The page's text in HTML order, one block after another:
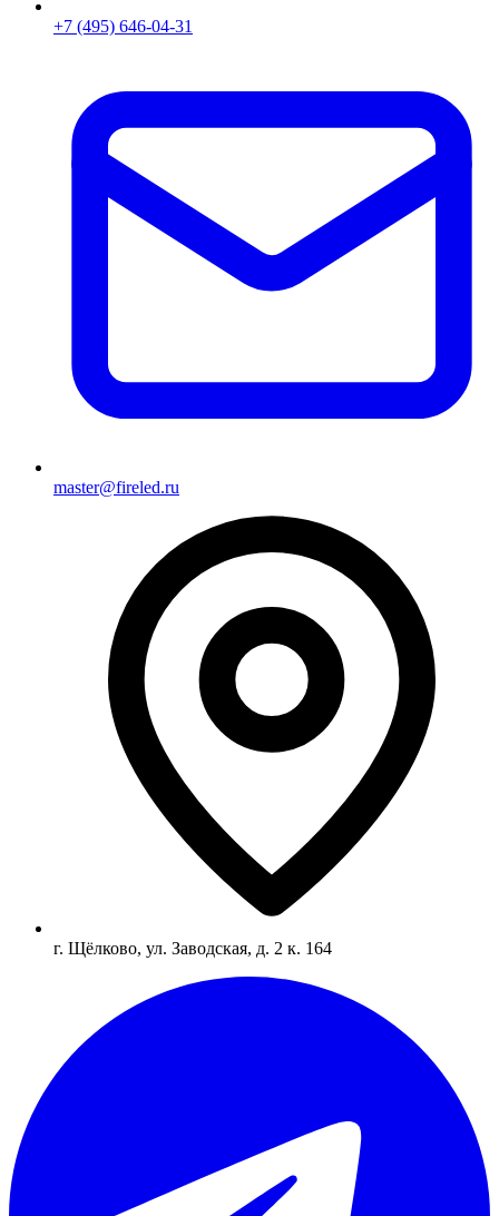
+7 (495) 646-04-31
master@fireled.ru
г. Щёлково, ул. Заводская, д. 2 к. 164